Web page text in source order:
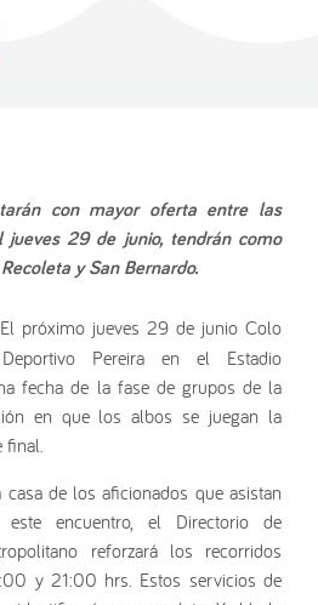
con mayor oferta entre las
29 de junio, tendrán como
y San Bernardo.
El próximo jueves 29 de junio Colo
Pereira en el Estadio
fecha de la fase de grupos de la
en que los albos se juegan la
de los aficionados que asistan
encuentro, el Directorio de
reforzará los recorridos
y 21:00 hrs. Estos servicios de